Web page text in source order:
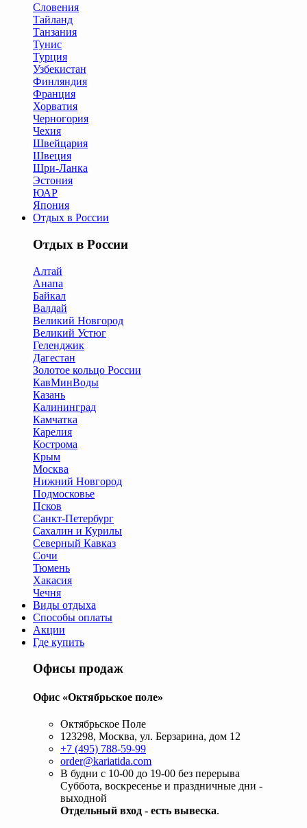
Словения
Тайланд
Танзания
Тунис
Турция
Узбекистан
Финляндия
Франция
Хорватия
Черногория
Чехия
Швейцария
Швеция
Шри-Ланка
Эстония
ЮАР
Япония
Отдых в России
Отдых в России
Алтай
Анапа
Байкал
Валдай
Великий Новгород
Великий Устюг
Геленджик
Дагестан
Золотое кольцо России
КавМинВоды
Казань
Калининград
Камчатка
Карелия
Кострома
Крым
Москва
Нижний Новгород
Подмосковье
Псков
Санкт-Петербург
Сахалин и Курилы
Северный Кавказ
Сочи
Тюмень
Хакасия
Чечня
Виды отдыха
Способы оплаты
Акции
Где купить
Офисы продаж
Офис «Октябрьское поле»
Октябрьское Поле
123298, Москва, ул. Берзарина, дом 12
+7 (495) 788-59-99
order@kariatida.com
В будни с 10-00 до 19-00 без перерыва
Суббота, воскресенье и праздничные дни -
выходной
Отдельный вход - есть вывеска.